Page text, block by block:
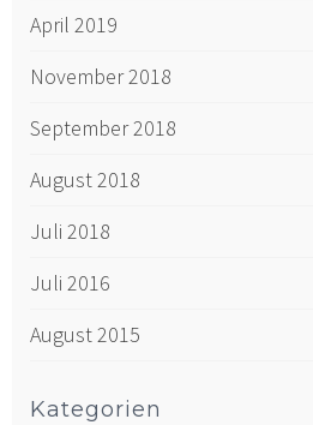
April 2019
November 2018
September 2018
August 2018
Juli 2018
Juli 2016
August 2015
Kategorien